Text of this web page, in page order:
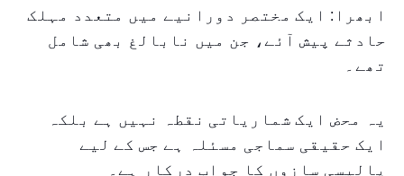
ابھرا: ایک مختصر دورانیے میں متعدد مہلک
حادثے پیش آئے، جن میں نابالغ بھی شامل
تھے۔
یہ محض ایک شماریاتی نقطہ نہیں ہے بلکہ
ایک حقیقی سماجی مسئلہ ہے جس کے لیے
پالیسی سازوں کا جواب درکار ہے۔